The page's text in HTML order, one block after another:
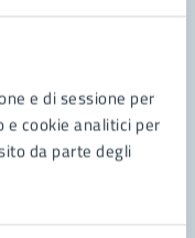
e di sessione per
cookie analitici per
da parte degli